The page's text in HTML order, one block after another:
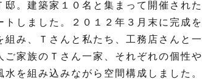
。建築家１０名と集まって開催された
しました。２０１２年３月末に完成を
み、Ｔさんと私たち、工務店さんと一
家族のＴさん一家、それぞれの個性や
を組み込みながら空間構成しました。